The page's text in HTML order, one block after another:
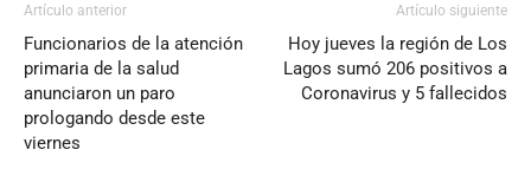
Artículo anterior
Funcionarios de la atención
primaria de la salud
anunciaron un paro
prologando desde este
viernes
Artículo siguiente
Hoy jueves la región de Los
Lagos sumó 206 positivos a
Coronavirus y 5 fallecidos